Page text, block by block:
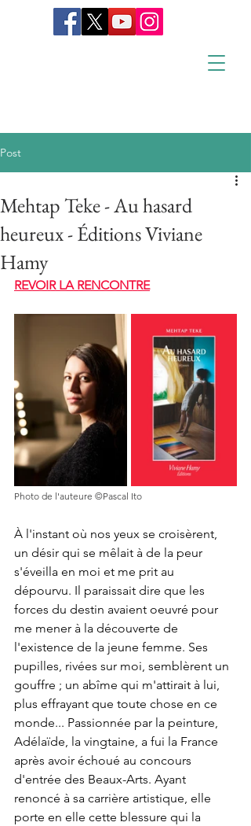
Post
Mehtap Teke - Au hasard
heureux - Éditions Viviane
Hamy
REVOIR LA RENCONTRE
Photo de l'auteure ©Pascal Ito
À l'instant où nos yeux se croisèrent,
un désir qui se mêlait à de la peur
s'éveilla en moi et me prit au
dépourvu. Il paraissait dire que les
forces du destin avaient oeuvré pour
me mener à la découverte de
l'existence de la jeune femme. Ses
pupilles, rivées sur moi, semblèrent un
gouffre ; un abîme qui m'attirait à lui,
plus effrayant que toute chose en ce
monde... Passionnée par la peinture,
Adélaïde, la vingtaine, a fui la France
après avoir échoué au concours
d'entrée des Beaux-Arts. Ayant
renoncé à sa carrière artistique, elle
porte en elle cette blessure qui la